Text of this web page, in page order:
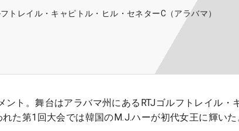
トレイル・キャピトル・ヒル・セネターC（アラバマ）
ント。舞台はアラバマ州にあるRTJゴルフトレイル・
た第1回大会では韓国のM.J.ハーが初代女王に輝い